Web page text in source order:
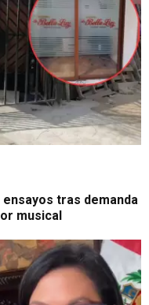
tras demanda
musical